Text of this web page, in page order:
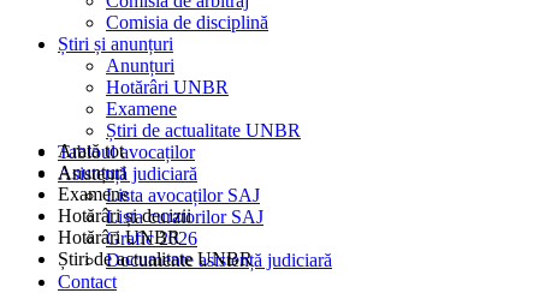
Comisia de disciplină
Știri și anunțuri
Anunțuri
Hotărâri UNBR
Examene
Știri de actualitate UNBR
Tabloul avocaților
Asistență judiciară
Lista avocaților SAJ
Lista curatorilor SAJ
Grafic 2026
Documente asistență judiciară
Contact
Arată tot
Anunțuri
Examene
Hotărâri și decizii
Hotărâri UNBR
Știri de actualitate UNBR